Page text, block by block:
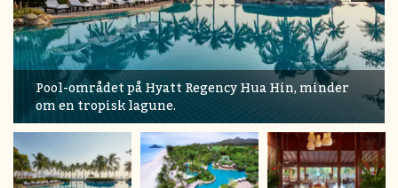
Pool-området på Hyatt Regency Hua Hin, minder
om en tropisk lagune.